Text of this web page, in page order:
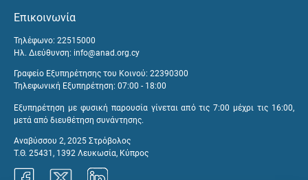
Επικοινωνία
Τηλέφωνο: 22515000
Ηλ. Διεύθυνση: info@anad.org.cy
Γραφείο Εξυπηρέτησης του Κοινού: 22390300
Τηλεφωνική Εξυπηρέτηση: 07:00 - 18:00
Εξυπηρέτηση με φυσική παρουσία γίνεται από τις 7:00 μέχρι τις 16:00,
μετά από διευθέτηση συνάντησης.
Αναβύσσου 2, 2025 Στρόβολος
Τ.Θ. 25431, 1392 Λευκωσία, Κύπρος